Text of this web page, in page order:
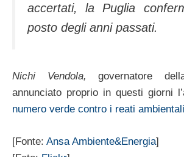
accertati, la Puglia
posto degli anni passati.
Nichi Vendola,governatore
annunciato proprio in questi giorni
numero verde contro i reati ambientali
[Fonte: Ansa Ambiente&Energia]